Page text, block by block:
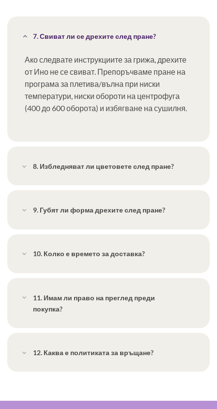
7. Свиват ли се дрехите след пране?
Ако следвате инструкциите за грижа, дрехите
от Ино не се свиват. Препоръчваме пране на
програма за плетива/вълна при ниски
температури, ниски обороти на центрофуга
(400 до 600 оборота) и избягване на сушилня.
8. Избледняват ли цветовете след пране?
9. Губят ли форма дрехите след пране?
10. Колко е времето за доставка?
11. Имам ли право на преглед преди
покупка?
12. Каква е политиката за връщане?